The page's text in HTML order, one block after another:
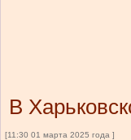
В
[11:30 01 марта 2025 года ]